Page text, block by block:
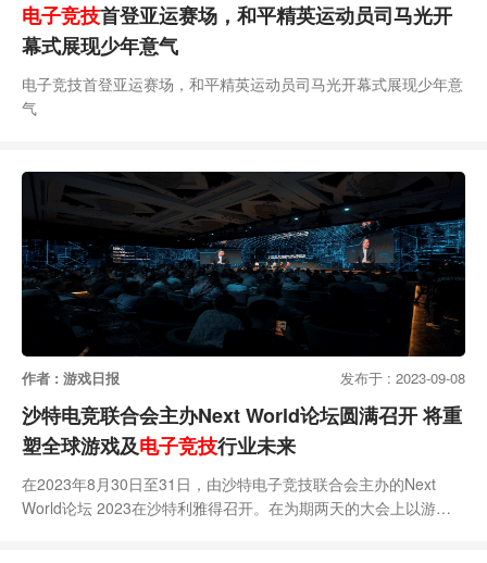
电子竞技首登亚运赛场，和平精英运动员司马光开
幕式展现少年意气
电子竞技首登亚运赛场，和平精英运动员司马光开幕式展现少年意
气
作者 : 游戏日报 发布于 : 2023-09-08
沙特电竞联合会主办Next World论坛圆满召开 将重
塑全球游戏及电子竞技行业未来
在2023年8月30日至31日，由沙特电子竞技联合会主办的Next
World论坛 2023在沙特利雅得召开。在为期两天的大会上以游戏